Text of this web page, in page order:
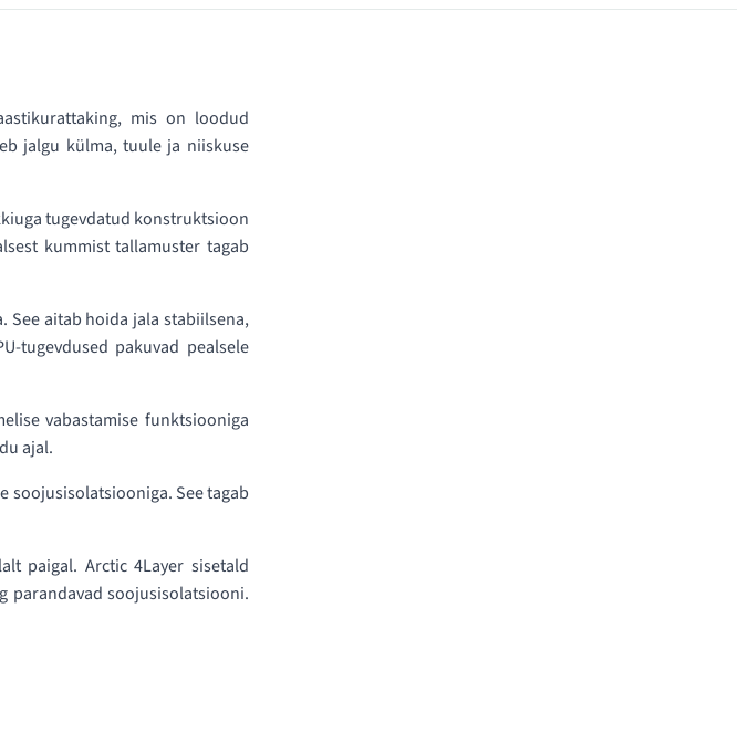
mis on loodud
jalgu külma, tuule ja niiskuse
tugevdatud konstruktsioon
kummist tallamuster tagab
aitab hoida jala stabiilsena,
tugevdused pakuvad pealsele
vabastamise funktsiooniga
ajal.
soojusisolatsiooniga. See tagab
paigal. Arctic 4Layer sisetald
parandavad soojusisolatsiooni.